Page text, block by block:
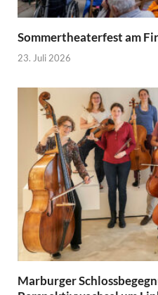
Sommertheaterfest am
23. Juli 2026
Marburger